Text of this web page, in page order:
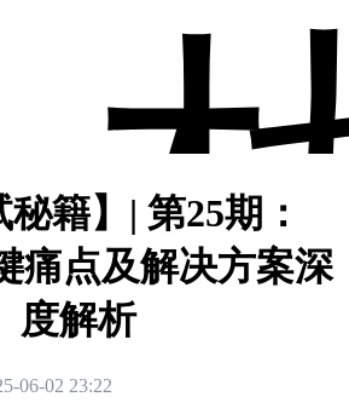
秘籍】| 第25期：
痛点及解决方案深
度解析
06-02 23:22